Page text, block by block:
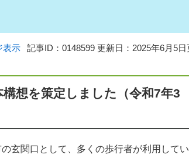
表示 記事ID：0148599 更新日：2025年6月5日
想を策定しました（令和7年3
玄関口として、多くの歩行者が利用して